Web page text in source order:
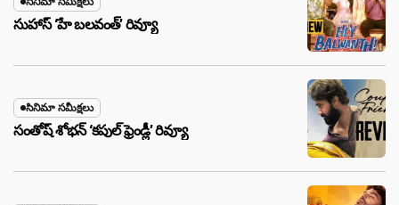
సుహాస్ ‘హే బలవంత్’ రివ్యూ
సినిమా సమీక్షలు
సంతోష్ శోభన్ ‘కపుల్ ఫ్రెండ్లీ’ రివ్యూ